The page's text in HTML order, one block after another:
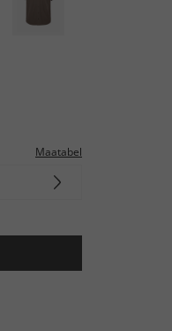
Maatabel